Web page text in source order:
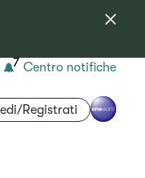
7 Centro notifiche
Registrati